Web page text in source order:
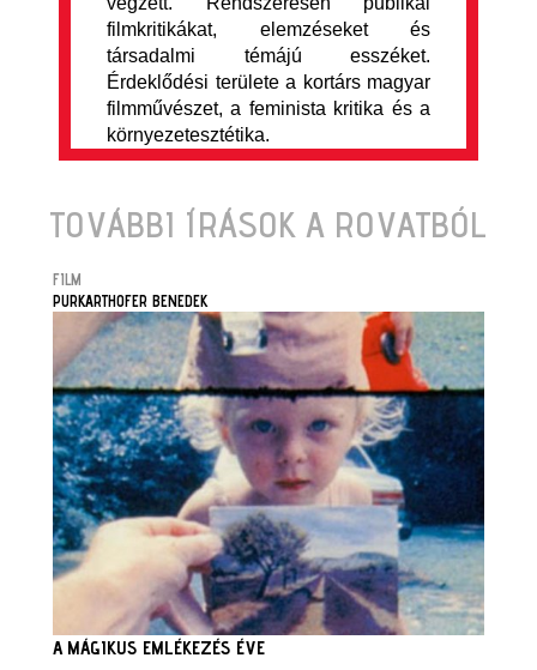
filmkritikákat, elemzéseket és
társadalmi témájú esszéket.
Érdeklődési területe a kortárs magyar
filmművészet, a feminista kritika és a
környezetesztétika.
TOVÁBBI ÍRÁSOK A ROVATBÓL
FILM
PURKARTHOFER BENEDEK
A MÁGIKUS EMLÉKEZÉS ÉVE